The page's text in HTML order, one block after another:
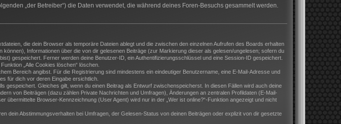
„der Betreiber“) die Daten verwendet, die während deines Foren-Besuchs gesammelt werden.
die dein Browser als temporäre Dateien ablegt und die zwischen den einzelnen Aufrufen des Boards erhalten
Informationen über die von dir gelesenen Beiträge (zur Markierung dieser als gelesen/ungelesen; sofern du
gespeichert. Ferner werden deine Benutzer-ID, ein Authentifizierungsschlüssel und eine Session-ID gespeichert.
„Alle Cookies löschen“ löschen.
Bereich angibst. Für die Registrierung sind mindestens ein eindeutiger Benutzername, eine E-Mail-Adresse und
für dich vor deren Eingabe ersichtlich.
Gleiches gilt, wenn du einen Beitrag als Entwurf zwischenspeicherst. In diesen Fällen wird auch deine
von Beiträgen (dazu zählen Private Nachrichten und Umfragen), Änderungen an zentralen Profildaten (E-Mail-
Browser-Kennzeichnung (User Agent) wird nur in der „Wer ist online?“-Funktion angezeigt und nicht
dein Abstimmungsverhalten bei Umfragen, der Gelesen-Status von deinen Beiträgen oder explizit von dir gesetzte